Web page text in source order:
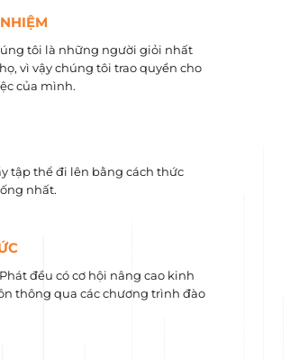
tôi là những người giỏi nhất
vì vậy chúng tôi trao quyền cho
của mình.
tập thể đi lên bằng cách thức
nhất.
đều có cơ hội nâng cao kinh
thông qua các chương trình đào